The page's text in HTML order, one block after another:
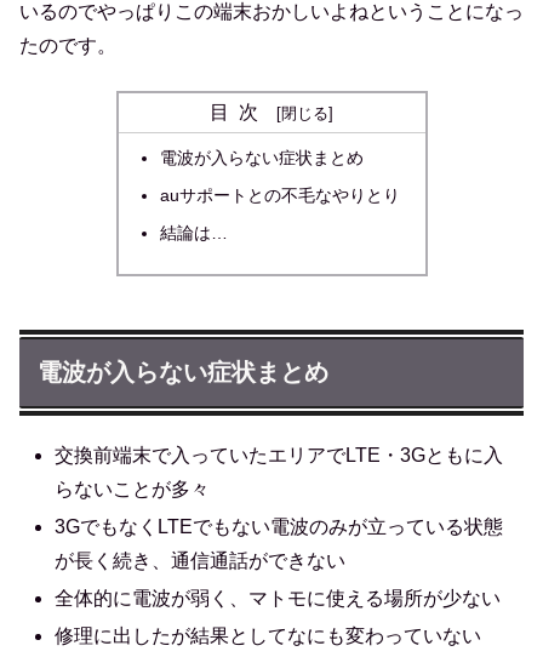
いるのでやっぱりこの端末おかしいよねということになっ
たのです。
目次
電波が入らない症状まとめ
auサポートとの不毛なやりとり
結論は…
電波が入らない症状まとめ
交換前端末で入っていたエリアでLTE・3Gともに入
らないことが多々
3GでもなくLTEでもない電波のみが立っている状態
が長く続き、通信通話ができない
全体的に電波が弱く、マトモに使える場所が少ない
修理に出したが結果としてなにも変わっていない